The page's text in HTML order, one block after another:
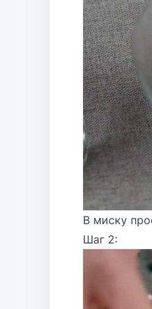
В миску
Шаг 2: